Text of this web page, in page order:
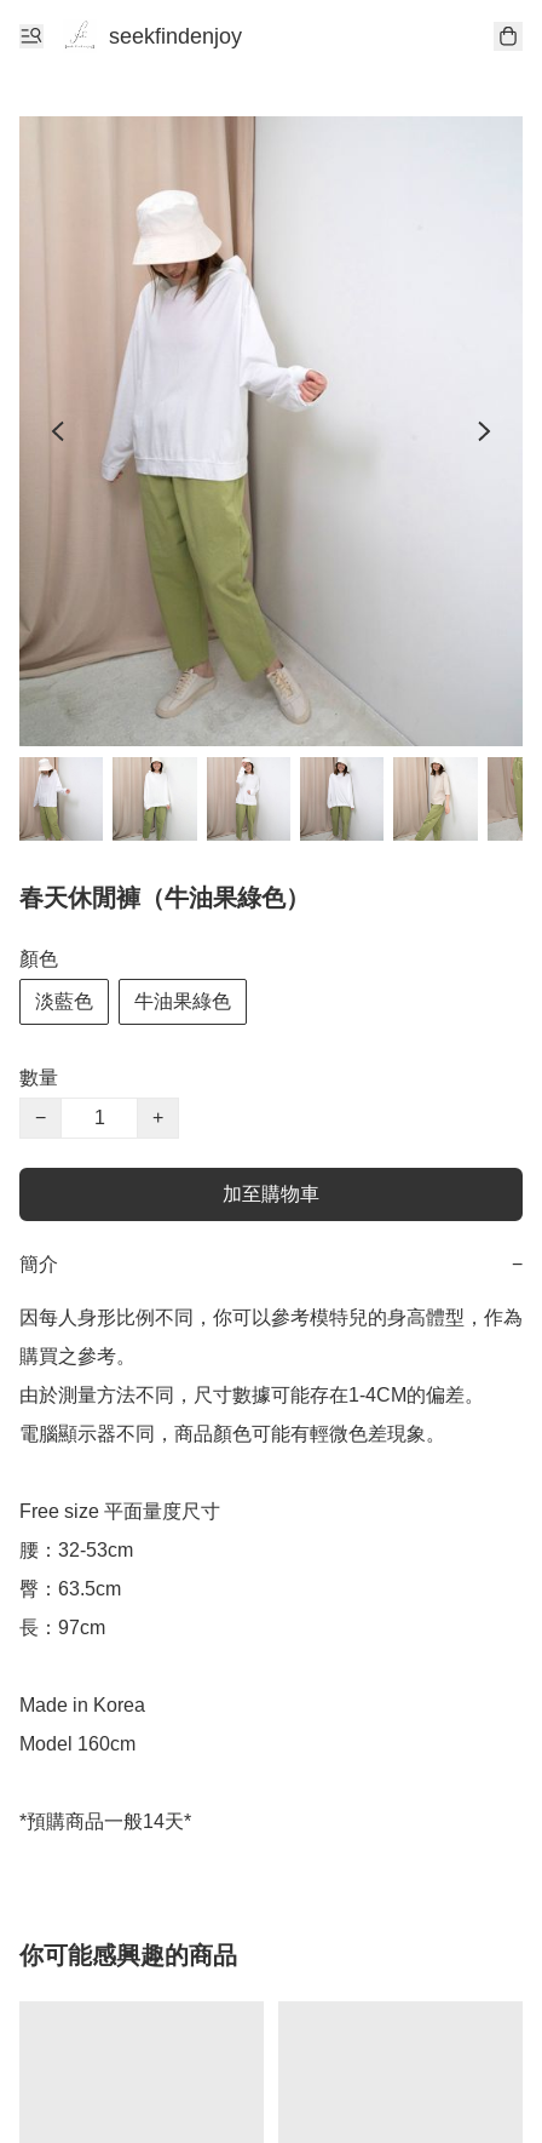
seekfindenjoy
春天休閒褲（牛油果綠色）
顏色
淡藍色 牛油果綠色
數量
−
+
加至購物車
簡介 −
因每人身形比例不同，你可以參考模特兒的身高體型，作為
購買之參考。
由於測量方法不同，尺寸數據可能存在1-4CM的偏差。
電腦顯示器不同，商品顏色可能有輕微色差現象。
Free size 平面量度尺寸
腰：32-53cm
臀：63.5cm
長：97cm
Made in Korea
Model 160cm
*預購商品一般14天*
你可能感興趣的商品